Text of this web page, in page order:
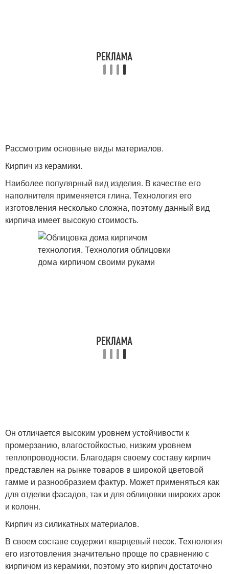
Рассмотрим основные виды материалов.
Кирпич из керамики.
Наиболее популярный вид изделия. В качестве его
наполнителя применяется глина. Технология его
изготовления несколько сложна, поэтому данный вид
кирпича имеет высокую стоимость.
Он отличается высоким уровнем устойчивости к
промерзанию, влагостойкостью, низким уровнем
теплопроводности. Благодаря своему составу кирпич
представлен на рынке товаров в широкой цветовой
гамме и разнообразием фактур. Может применяться как
для отделки фасадов, так и для облицовки широких арок
и колонн.
Кирпич из силикатных материалов.
В своем составе содержит кварцевый песок. Технология
его изготовления значительно проще по сравнению с
кирпичом из керамики, поэтому это кирпич достаточно